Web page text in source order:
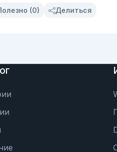
(0) Делиться